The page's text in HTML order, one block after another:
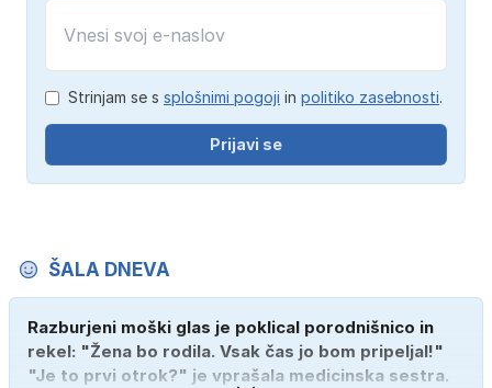
Strinjam se s splošnimi pogoji in politiko zasebnosti.
Prijavi se
ŠALA DNEVA
Razburjeni moški glas je poklical porodnišnico in
rekel: "Žena bo rodila. Vsak čas jo bom pripeljal!"
"Je to prvi otrok?" je vprašala medicinska sestra.